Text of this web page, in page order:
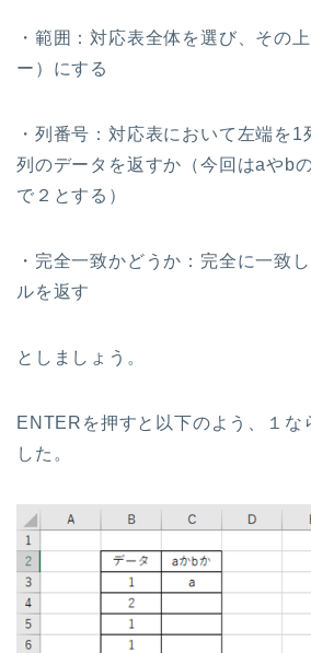
・範囲：対応表全体を選び、その
ー）にする
・列番号：対応表において左端を
列のデータを返すか（今回はaやb
で２とする）
・完全一致かどうか：完全に一致
ルを返す
としましょう。
ENTERを押すと以下のよう、１な
した。